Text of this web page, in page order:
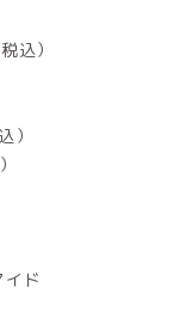
込）
）
ド